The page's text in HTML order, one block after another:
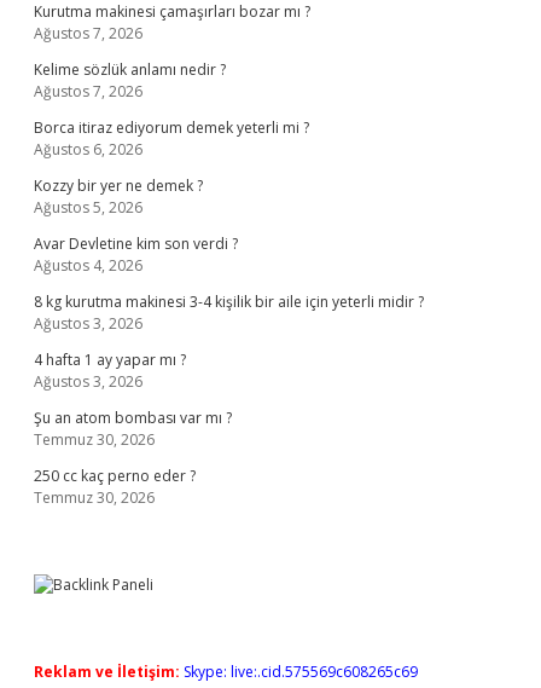
Kurutma makinesi çamaşırları bozar mı ?
Ağustos 7, 2026
Kelime sözlük anlamı nedir ?
Ağustos 7, 2026
Borca itiraz ediyorum demek yeterli mi ?
Ağustos 6, 2026
Kozzy bir yer ne demek ?
Ağustos 5, 2026
Avar Devletine kim son verdi ?
Ağustos 4, 2026
8 kg kurutma makinesi 3-4 kişilik bir aile için yeterli midir ?
Ağustos 3, 2026
4 hafta 1 ay yapar mı ?
Ağustos 3, 2026
Şu an atom bombası var mı ?
Temmuz 30, 2026
250 cc kaç perno eder ?
Temmuz 30, 2026
Reklam ve İletişim: Skype: live:.cid.575569c608265c69